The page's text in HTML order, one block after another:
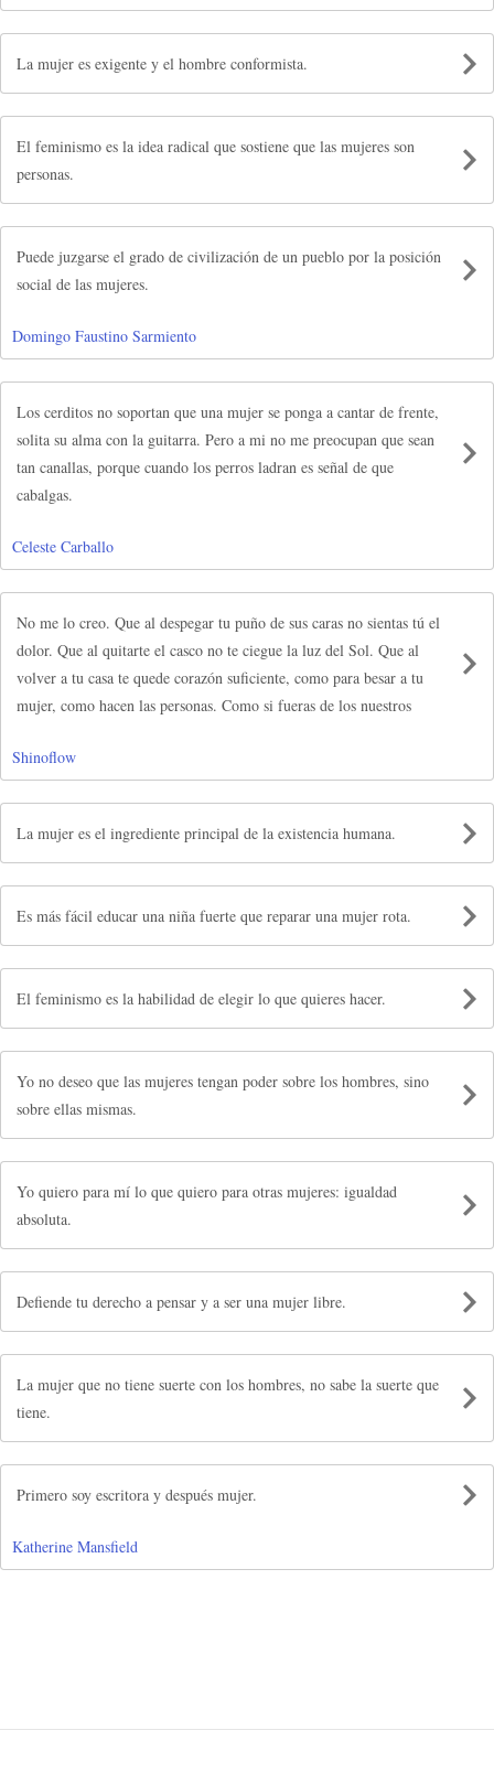
La mujer es exigente y el hombre conformista.
El feminismo es la idea radical que sostiene que las mujeres son
personas.
Puede juzgarse el grado de civilización de un pueblo por la posición
social de las mujeres.
Domingo Faustino Sarmiento
Los cerditos no soportan que una mujer se ponga a cantar de frente,
solita su alma con la guitarra. Pero a mi no me preocupan que sean
tan canallas, porque cuando los perros ladran es señal de que
cabalgas.
Celeste Carballo
No me lo creo. Que al despegar tu puño de sus caras no sientas tú el
dolor. Que al quitarte el casco no te ciegue la luz del Sol. Que al
volver a tu casa te quede corazón suficiente, como para besar a tu
mujer, como hacen las personas. Como si fueras de los nuestros
Shinoflow
La mujer es el ingrediente principal de la existencia humana.
Es más fácil educar una niña fuerte que reparar una mujer rota.
El feminismo es la habilidad de elegir lo que quieres hacer.
Yo no deseo que las mujeres tengan poder sobre los hombres, sino
sobre ellas mismas.
Yo quiero para mí lo que quiero para otras mujeres: igualdad
absoluta.
Defiende tu derecho a pensar y a ser una mujer libre.
La mujer que no tiene suerte con los hombres, no sabe la suerte que
tiene.
Primero soy escritora y después mujer.
Katherine Mansfield